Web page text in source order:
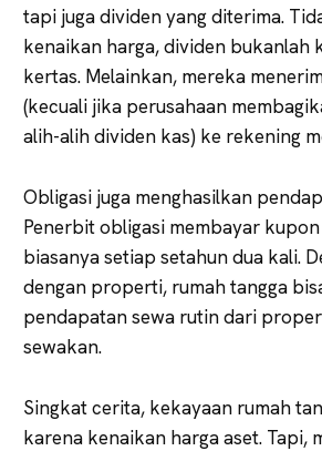
tapi juga dividen yang diterima.
kenaikan harga, dividen bukanlah
kertas. Melainkan, mereka
(kecuali jika perusahaan
alih-alih dividen kas) ke rekening
Obligasi juga menghasilkan
Penerbit obligasi membayar
biasanya setiap setahun dua kali.
dengan properti, rumah tangga
pendapatan sewa rutin dari
sewakan.
Singkat cerita, kekayaan rumah
karena kenaikan harga aset. Tapi,